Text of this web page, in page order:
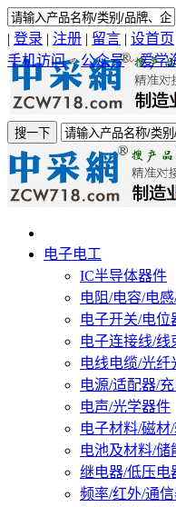
| 登录 | 注册 | 留言 | 设首页
手机访问
公众号 爱学
搜一下
电子电工
IC半导体器件
电阻/电容/电
电子开关/电位
电子连接线/线
电线电缆/光纤
电源/适配器/
电声/光学器件
电子材料/磁材
电池及材料/储
继电器/低压电
频率/红外/通